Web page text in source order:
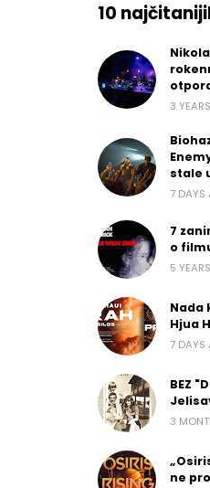
10
3
stale
7 DAYS
7
o
5
Nada
Hjua
7 DAYS
BEZ
3
ne